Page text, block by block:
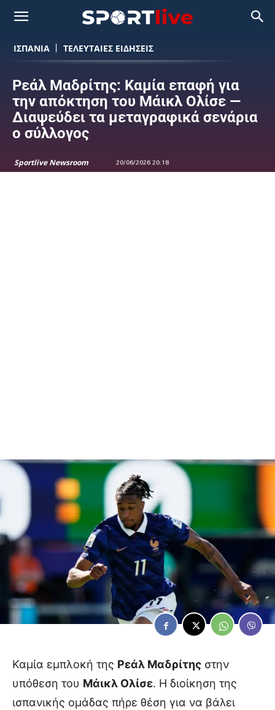
ΙΣΠΑΝΙΑ ΤΕΛΕΥΤΑΙΕΣ ΕΙΔΗΣΕΙΣ
Ρεάλ Μαδρίτης: Καμία επαφή για
την απόκτηση του Μάικλ Ολίσε —
Διαψεύδει τα μεταγραφικά σενάρια
ο σύλλογος
Sportlive Newsroom 20/06/2026 20:18
Καμία εμπλοκή της Ρεάλ Μαδρίτης στην
υπόθεση του Μάικλ Ολίσε. Η διοίκηση της
ισπανικής ομάδας πήρε θέση για να βάλει